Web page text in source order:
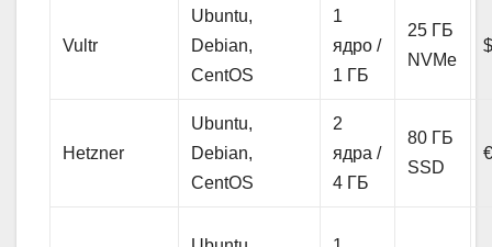
Vultr
Ubuntu,
Debian,
CentOS
1
ядро /
1 ГБ
25 ГБ
NVMe
Hetzner
Ubuntu,
Debian,
CentOS
2
ядра /
4 ГБ
80 ГБ
SSD